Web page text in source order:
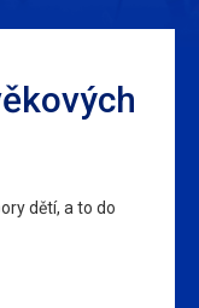
dětí, a to do